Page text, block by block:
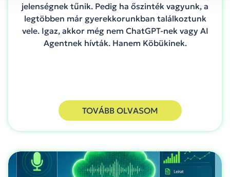
jelenségnek tűnik. Pedig ha őszinték vagyunk, a
legtöbben már gyerekkorunkban találkoztunk
vele. Igaz, akkor még nem ChatGPT-nek vagy AI
Agentnek hívták. Hanem Köbükinek.
TOVÁBB OLVASOM